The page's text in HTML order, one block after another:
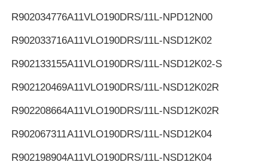
R902034776A11VLO190DRS/11L-NPD12N00
R902033716A11VLO190DRS/11L-NSD12K02
R902133155A11VLO190DRS/11L-NSD12K02-S
R902120469A11VLO190DRS/11L-NSD12K02R
R902208664A11VLO190DRS/11L-NSD12K02R
R902067311A11VLO190DRS/11L-NSD12K04
R902198904A11VLO190DRS/11L-NSD12K04